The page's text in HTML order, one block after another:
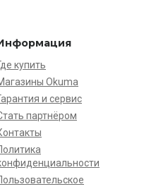
купить
Okuma
и сервис
партнёром